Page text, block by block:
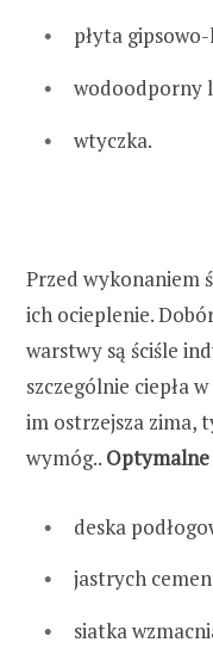
płyta
wodoodporny
wtyczka.
Przed wykonaniem
ich ocieplenie.
warstwy są ściśle
szczególnie ciepła
im ostrzejsza zima,
wymóg.. Optymalne
deska
jastrych
siatka